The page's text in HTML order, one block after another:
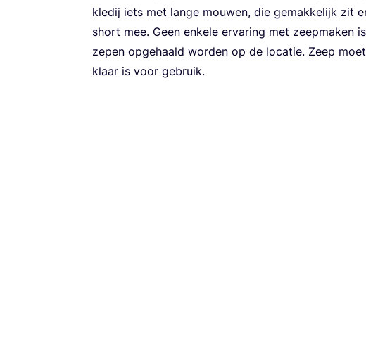
kle­dij iets met lan­ge mou­wen, die gemak­ke­lijk zit
short mee. Geen enke­le erva­ring met zeep­ma­ken
zepen opge­haald wor­den op de loca­tie. Zeep moet
klaar is voor gebruik.